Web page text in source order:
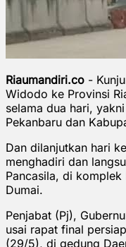
Riaumandiri.co -
Widodo ke Provinsi
selama dua hari,
Pekanbaru dan
Dan dilanjutkan hari
menghadiri dan
Pancasila, di komplek
Dumai.
Penjabat (Pj),
usai rapat final
(29/5), di gedung